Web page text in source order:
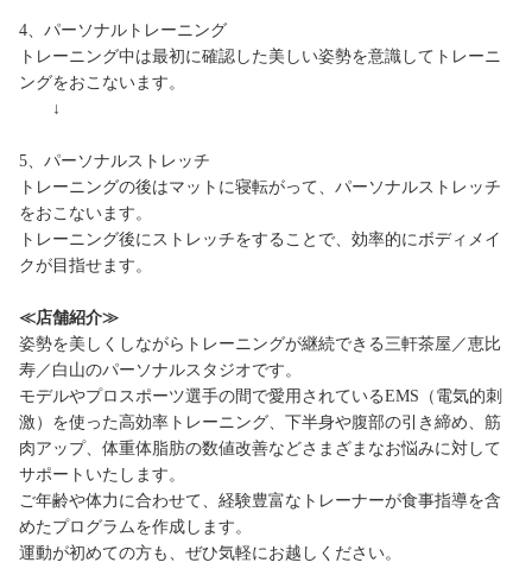
4、パーソナルトレーニング
トレーニング中は最初に確認した美しい姿勢を意識してトレーニ
ングをおこないます。
↓
5、パーソナルストレッチ
トレーニングの後はマットに寝転がって、パーソナルストレッチ
をおこないます。
トレーニング後にストレッチをすることで、効率的にボディメイ
クが目指せます。
≪店舗紹介≫
姿勢を美しくしながらトレーニングが継続できる三軒茶屋／恵比
寿／白山のパーソナルスタジオです。
モデルやプロスポーツ選手の間で愛用されているEMS（電気的刺
激）を使った高効率トレーニング、下半身や腹部の引き締め、筋
肉アップ、体重体脂肪の数値改善などさまざまなお悩みに対して
サポートいたします。
ご年齢や体力に合わせて、経験豊富なトレーナーが食事指導を含
めたプログラムを作成します。
運動が初めての方も、ぜひ気軽にお越しください。